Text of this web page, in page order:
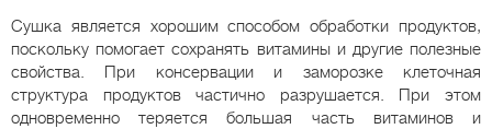
Сушка является хорошим способом обработки продуктов,
поскольку помогает сохранять витамины и другие полезные
свойства. При консервации и заморозке клеточная
структура продуктов частично разрушается. При этом
одновременно теряется большая часть витаминов и